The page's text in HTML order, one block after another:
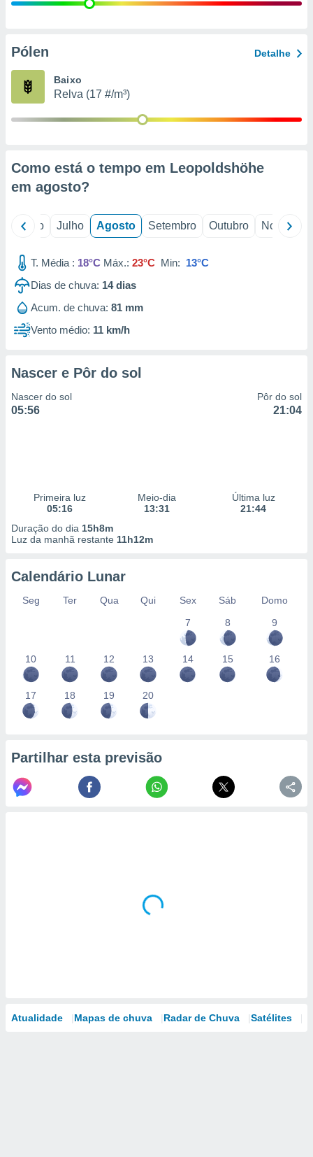
e
de
Pólen Detalhe
Baixo
Relva (17 #/m³)
Como está o tempo em Leopoldshöhe
em agosto?
Junho Julho Agosto Setembro Outubro Novembro
T. Média : 18°C Máx.: 23°C Min: 13°C
Dias de chuva: 14dias
Acum. de chuva: 81 mm
Vento médio: 11 km/h
Nascer e Pôr do sol
Nascer do sol
05:56
Pôr do sol
21:04
Primeira luz
05:16
Meio-dia
13:31
Última luz
21:44
Duração do dia 15h8m
Luz da manhã restante 11h12m
Calendário Lunar
Seg Ter Qua Qui Sex Sáb
Domo
7
8 9
10 11 12 13 14 15 16
17 18 19 20
Partilhar esta previsão
Atualidade Mapas de chuva Radar de Chuva Satélites